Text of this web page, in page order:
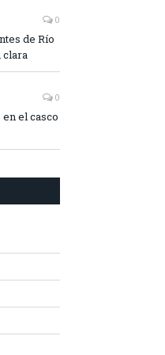
0
de Río
clara
0
el casco